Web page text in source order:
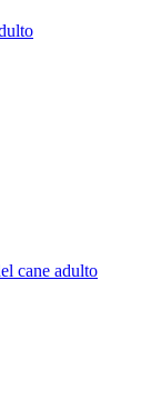
cane adulto